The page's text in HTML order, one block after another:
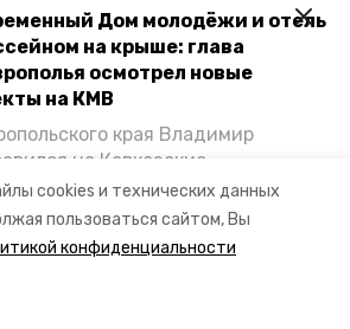
cookies и технических данных
пользоваться сайтом, Вы
конфиденциальности
Дом молодёжи и отель
на крыше: глава
осмотрел новые
на КМВ
края Владимир
на Кавказские
чтобы проинспектировать
в Кисловодске и
выслушать предложения о
притяжения для местных
— в материале «Победы26».
дело по статье
о не менее
в Минводах,
крышу укралиденьги из